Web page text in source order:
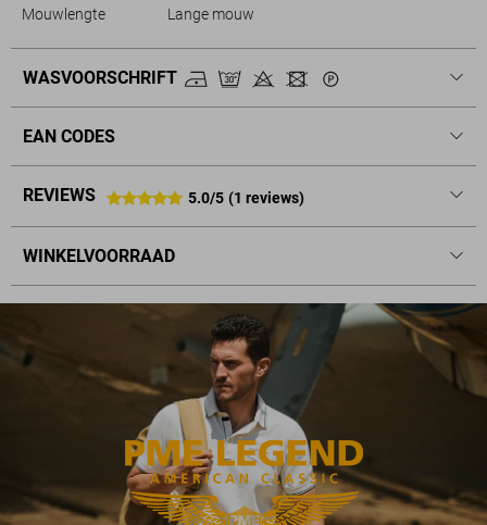
Mouwlengte
Lange mouw
WASVOORSCHRIFT
EAN CODES
REVIEWS 5.0/5 (1 reviews)
WINKELVOORRAAD